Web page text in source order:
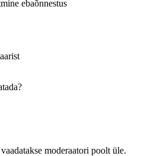
ebaõnnestus
moderaatori poolt üle.